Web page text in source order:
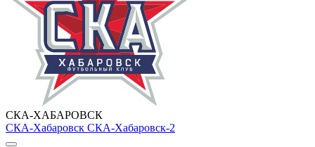
СКА-ХАБАРОВСК
СКА-Хабаровск СКА-Хабаровск-2